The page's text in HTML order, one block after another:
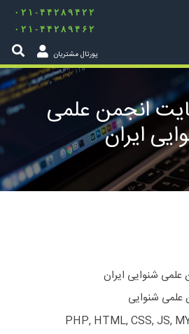
۰۲۱-۴۴۲۸۹۴۲۲
۰۲۱-۴۴۲۸۹۴۶۲
پورتال مشتریان
انجمن علمی
ایران
شنوایی ایران
علمی شنوایی